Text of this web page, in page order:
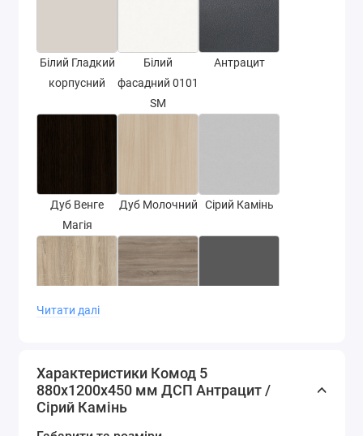
Білий Гладкий
корпусний
Білий
фасадний 0101
SM
Антрацит
Дуб Венге
Магія
Дуб Молочний Сірий Камінь
Читати далі
Характеристики Комод 5
880х1200х450 мм ДСП Антрацит /
Сірий Камінь